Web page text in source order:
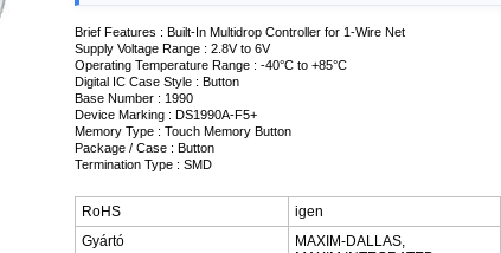
Brief Features : Built-In Multidrop Controller for 1-Wire Net
Supply Voltage Range : 2.8V to 6V
Operating Temperature Range : -40°C to +85°C
Digital IC Case Style : Button
Base Number : 1990
Device Marking : DS1990A-F5+
Memory Type : Touch Memory Button
Package / Case : Button
Termination Type : SMD
RoHS
igen
Gyártó
MAXIM-DALLAS,